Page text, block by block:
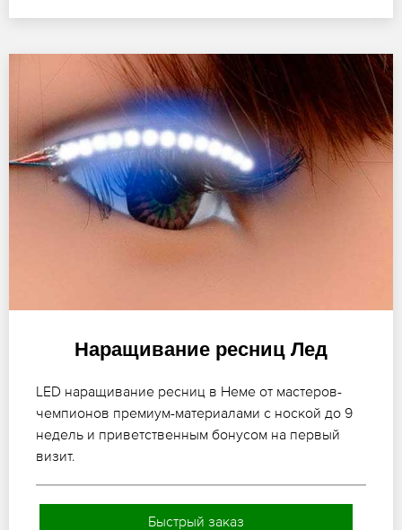
Наращивание ресниц Лед
LED наращивание ресниц в Неме от мастеров-
чемпионов премиум-материалами с ноской до 9
недель и приветственным бонусом на первый
визит.
Быстрый заказ